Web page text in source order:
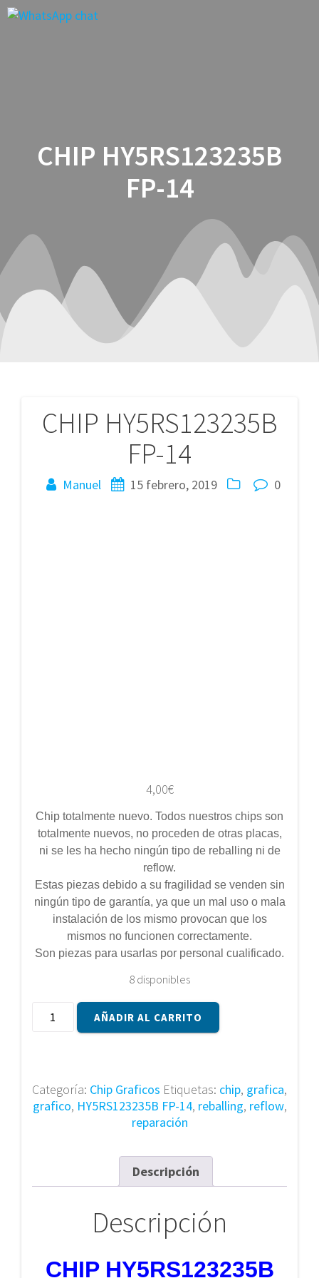
CHIP HY5RS123235B
FP-14
CHIP HY5RS123235B
FP-14
Manuel 15 febrero, 2019 0
4,00€
Chip totalmente nuevo. Todos nuestros chips son
totalmente nuevos, no proceden de otras placas,
ni se les ha hecho ningún tipo de reballing ni de
reflow.
Estas piezas debido a su fragilidad se venden sin
ningún tipo de garantía, ya que un mal uso o mala
instalación de los mismo provocan que los
mismos no funcionen correctamente.
Son piezas para usarlas por personal cualificado.
8 disponibles
CHIP
HY5RS123235B
AÑADIR AL CARRITO
Categoría: Chip Graficos Etiquetas: chip, grafica,
grafico, HY5RS123235B FP-14, reballing, reflow,
reparación
Descripción
Descripción
CHIP HY5RS123235B
Navegación
entradas